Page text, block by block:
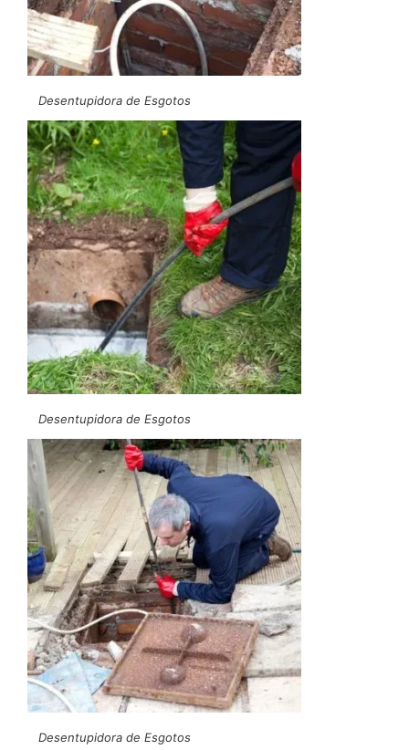
Desentupidora de Esgotos
Desentupidora de Esgotos
Desentupidora de Esgotos